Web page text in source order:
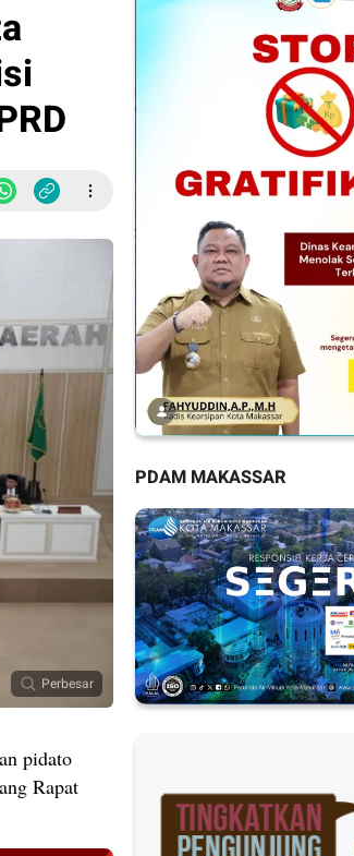
Perbesar
pidato
Rapat
PDAM MAKASSAR